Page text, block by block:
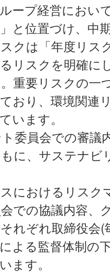
ープ経営におい
と位置づけ、中
クは「年度リス
リスクを明確に
重要リスクの一
おり、環境関連
います。
委員会での審議
に、サステナビ
におけるリスク
での協議内容、
れぞれ取締役会
よる監督体制の
ます。